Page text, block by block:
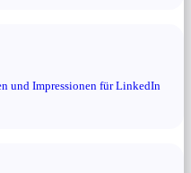
und Impressionen für LinkedIn